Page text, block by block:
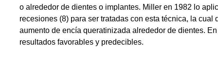
o alrededor de dientes o implantes. Miller en 1982 lo
recesiones (8) para ser tratadas con esta técnica, la
aumento de encía queratinizada alrededor de dientes.
resultados favorables y predecibles.